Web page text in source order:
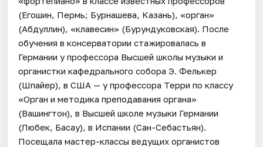
(Егошин, Пермь; Бурнашева, Казань), «орган»
(Абдуллин), «клавесин» (Бурундуковская). После
обучения в консерватории стажировалась в
Германии у профессора Высшей школы музыки и
органистки кафедрального собора Э. Фелькер
(Шпайер), в США — у профессора Терри по классу
«Орган и методика преподавания органа»
(Вашингтон), в Высшей школе музыки Германии
(Любек, Басау), в Испании (Сан-Себастьян).
Посещала мастер-классы ведущих органистов